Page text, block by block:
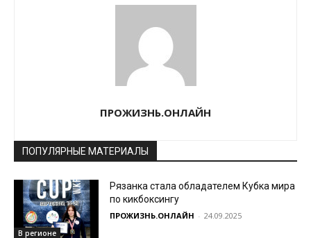
ПРОЖИЗНЬ.ОНЛАЙН
ПОПУЛЯРНЫЕ МАТЕРИАЛЫ
В регионе
Рязанка стала обладателем Кубка мира
по кикбоксингу
ПРОЖИЗНЬ.ОНЛАЙН - 24.09.2025